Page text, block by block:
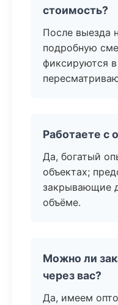
стоимость?
После выезда
подробную
фиксируются
Работаете с
Да, богатый
объектах;
закрывающие
объёме.
Можно ли
через вас?
Да, имеем